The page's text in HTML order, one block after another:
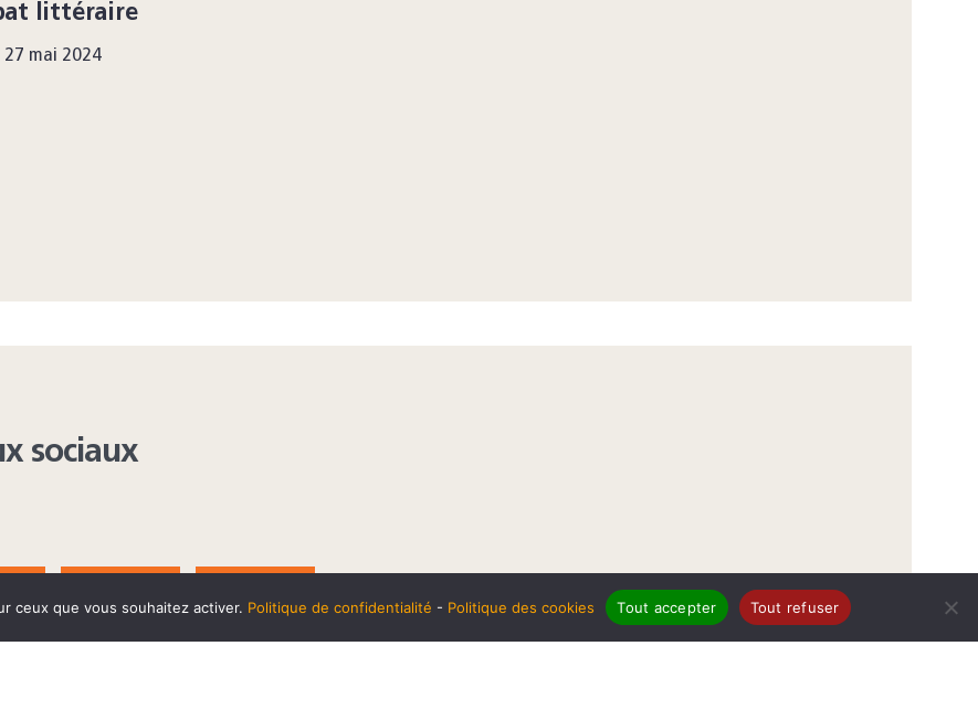
littéraire
27 mai 2024
sociaux
ceux que vous souhaitez activer. Politique de confidentialité - Politique des cookies Tout accepter Tout refuser